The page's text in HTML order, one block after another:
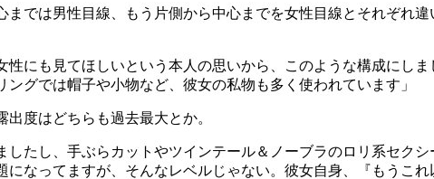
では男性目線、もう片側から中心までを女性目線とそれぞれ
性にも見てほしいという本人の思いから、このような構成にし
グでは帽子や小物など、彼女の私物も多く使われています」
度はどちらも過去最大とか。
したし、手ぶらカットやツインテール＆ノーブラのロリ系セク
なってますが、そんなレベルじゃない。彼女自身、『もうこ